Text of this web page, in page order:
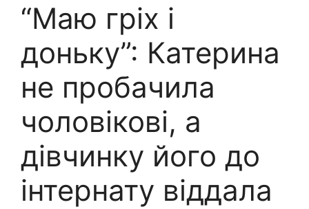
“Маю гріх і
доньку”: Катерина
не пробачила
чоловікові, а
дівчинку його до
інтернату віддала